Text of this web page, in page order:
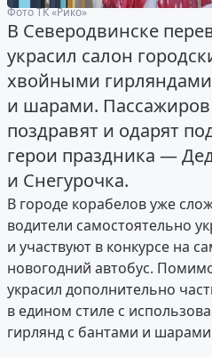
Фото ТК «Рико»
В Северодвинске
украсил салон
хвойными
и шарами. Пассажиров
поздравят и одарят
герои праздника —
и Снегурочка.
В городе корабелов уже
водители самостоятельно
и участвуют в конкурсе на
новогодний автобус.
украсил дополнительно
в едином стиле с
гирлянд с бантами и